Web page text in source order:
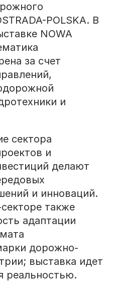
POLSKA. В
NOWA
за счет
и
сектора
и
делают
и инноваций.
также
адаптации
дорожно-
выставка идет
реальностью.